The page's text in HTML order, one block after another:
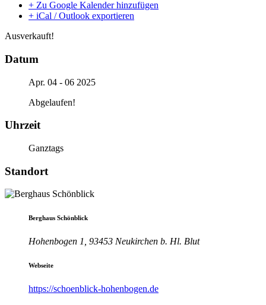
+ Zu Google Kalender hinzufügen
+ iCal / Outlook exportieren
Ausverkauft!
Datum
Apr. 04 - 06 2025
Abgelaufen!
Uhrzeit
Ganztags
Standort
Berghaus Schönblick
Hohenbogen 1, 93453 Neukirchen b. Hl. Blut
Webseite
https://schoenblick-hohenbogen.de